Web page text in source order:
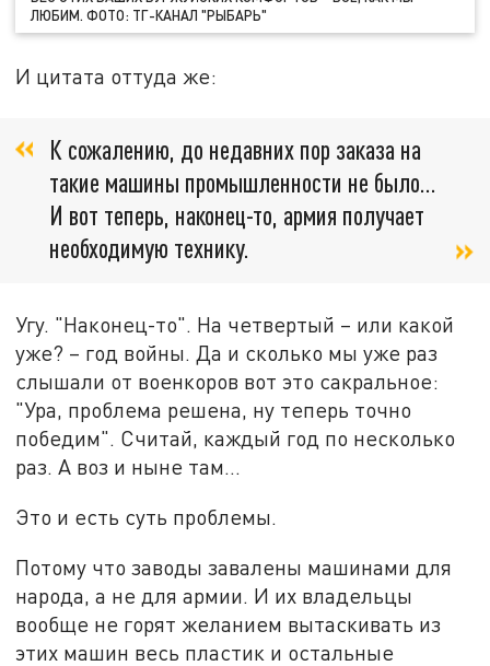
ЛЮБИМ. ФОТО: ТГ-КАНАЛ "РЫБАРЬ"
И цитата оттуда же:
К сожалению, до недавних пор заказа на
такие машины промышленности не было…
И вот теперь, наконец-то, армия получает
необходимую технику.
Угу. "Наконец-то". На четвертый – или какой
уже? – год войны. Да и сколько мы уже раз
слышали от военкоров вот это сакральное:
"Ура, проблема решена, ну теперь точно
победим". Считай, каждый год по несколько
раз. А воз и ныне там…
Это и есть суть проблемы.
Потому что заводы завалены машинами для
народа, а не для армии. И их владельцы
вообще не горят желанием вытаскивать из
этих машин весь пластик и остальные